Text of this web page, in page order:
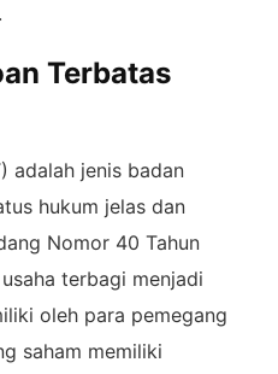
Terbatas
adalah jenis badan
hukum jelas dan
Nomor 40 Tahun
terbagi menjadi
oleh para pemegang
saham memiliki